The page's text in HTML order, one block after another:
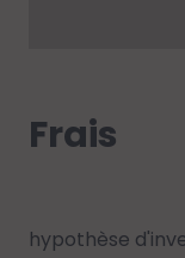
Frais
hypothèse